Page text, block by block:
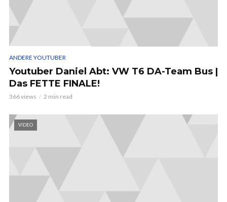
ANDERE YOUTUBER
Youtuber Daniel Abt: VW T6 DA-Team Bus |
Das FETTE FINALE!
366 views 2 min read
VIDEO